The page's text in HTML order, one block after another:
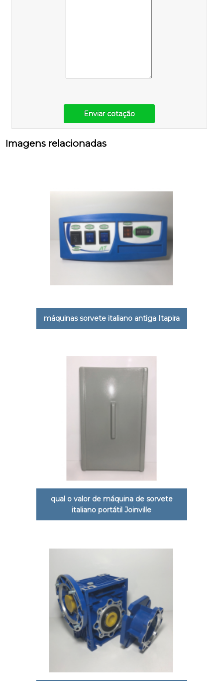
Enviar cotação
Imagens relacionadas
máquinas sorvete italiano antiga Itapira
qual o valor de máquina de sorvete
italiano portátil Joinville